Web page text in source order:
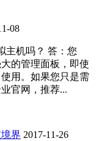
08
主机吗？ 答：您
的管理面板，即使
用。如果您只是需
官网，推荐...
界 2017-11-26